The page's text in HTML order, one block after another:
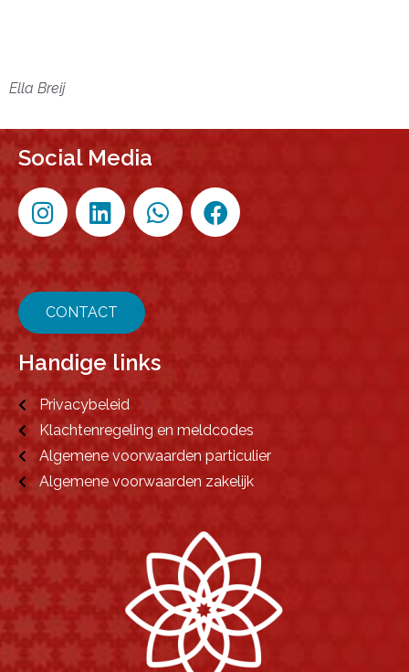
Ella Breij
Social Media
CONTACT
Handige links
Privacybeleid
Klachtenregeling en meldcodes
Algemene voorwaarden particulier
Algemene voorwaarden zakelijk